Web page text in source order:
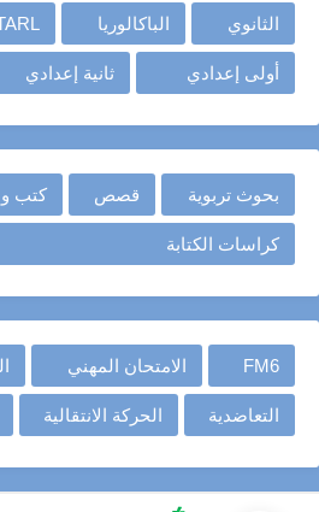
الثانوي الباكالوريا
أولى إعدادي ثانية إعدادي
بحوث تربوية قصص كتب
كراسات الكتابة
FM6 الامتحان المهني
التعاضدية الحركة الانتقالية